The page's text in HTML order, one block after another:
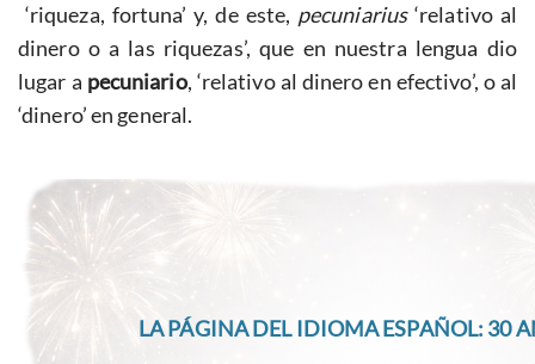
‘riqueza, fortuna’ y, de este, pecuniarius ‘relativo al
dinero o a las riquezas’, que en nuestra lengua dio
lugar a pecuniario, ‘relativo al dinero en efectivo’, o al
‘dinero’ en general.
LA PÁGINA DEL IDIOMA ESPAÑOL: 30